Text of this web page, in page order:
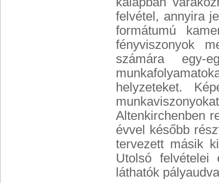
felvétel, annyira
formátumú
fényviszonyok
számára
helyzeteket.
Altenkirchenben
évvel később
tervezett másik
Utolsó felvételei
láthatók